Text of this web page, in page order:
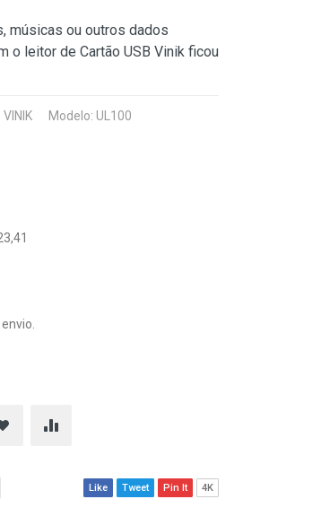
músicas ou outros dados
o leitor de Cartão USB Vinik ficou
VINIK Modelo: UL100
Like Tweet Pin It 4K